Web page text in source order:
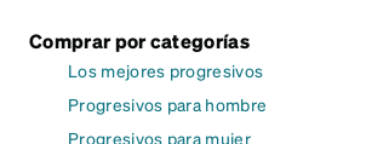
Comprar por categorías
Los mejores progresivos
Progresivos para hombre
Progresivos para mujer